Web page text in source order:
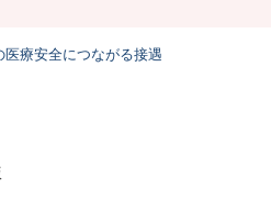
医療安全につながる接遇